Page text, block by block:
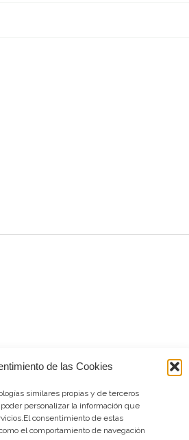
de las Cookies
similares propias y de terceros
personalizar la información que
consentimiento de estas
el comportamiento de navegación